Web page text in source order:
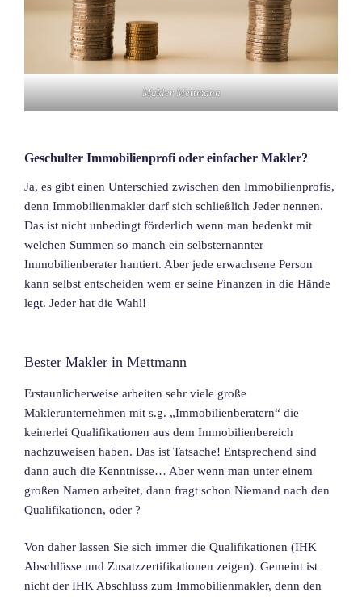
Makler Mettmann
Geschulter Immobilienprofi oder einfacher Makler?
Ja, es gibt einen Unterschied zwischen den Immobilienprofis,
denn Immobilienmakler darf sich schließlich Jeder nennen.
Das ist nicht unbedingt förderlich wenn man bedenkt mit
welchen Summen so manch ein selbsternannter
Immobilienberater hantiert. Aber jede erwachsene Person
kann selbst entscheiden wem er seine Finanzen in die Hände
legt. Jeder hat die Wahl!
Bester Makler in Mettmann
Erstaunlicherweise arbeiten sehr viele große
Maklerunternehmen mit s.g. „Immobilienberatern“ die
keinerlei Qualifikationen aus dem Immobilienbereich
nachzuweisen haben. Das ist Tatsache! Entsprechend sind
dann auch die Kenntnisse… Aber wenn man unter einem
großen Namen arbeitet, dann fragt schon Niemand nach den
Qualifikationen, oder ?
Von daher lassen Sie sich immer die Qualifikationen (IHK
Abschlüsse und Zusatzzertifikationen zeigen). Gemeint ist
nicht der IHK Abschluss zum Immobilienmakler, denn den